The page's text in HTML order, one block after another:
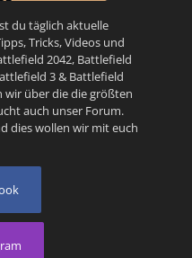
du täglich aktuelle
Tricks, Videos und
2042, Battlefield
3& Battlefield
wir über die die größten
auch unser Forum.
dies wollen wir mit euch